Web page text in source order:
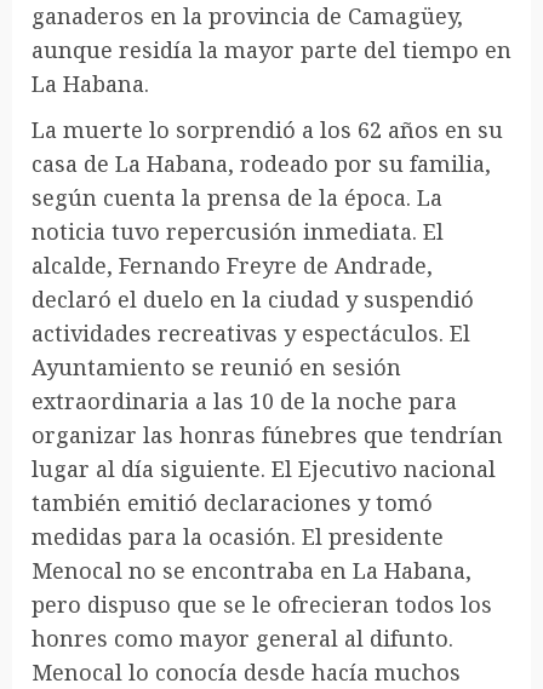
ganaderos en la provincia de Camagüey,
aunque residía la mayor parte del tiempo en
La Habana.
La muerte lo sorprendió a los 62 años en su
casa de La Habana, rodeado por su familia,
según cuenta la prensa de la época. La
noticia tuvo repercusión inmediata. El
alcalde, Fernando Freyre de Andrade,
declaró el duelo en la ciudad y suspendió
actividades recreativas y espectáculos. El
Ayuntamiento se reunió en sesión
extraordinaria a las 10 de la noche para
organizar las honras fúnebres que tendrían
lugar al día siguiente. El Ejecutivo nacional
también emitió declaraciones y tomó
medidas para la ocasión. El presidente
Menocal no se encontraba en La Habana,
pero dispuso que se le ofrecieran todos los
honres como mayor general al difunto.
Menocal lo conocía desde hacía muchos